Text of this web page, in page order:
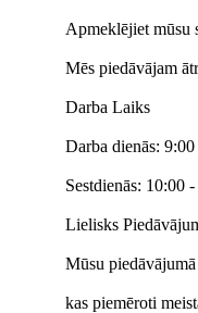
Apmeklējiet mūsu
Mēs piedāvājam
Darba Laiks
Darba dienās:
Sestdienās: 10:00
Lielisks
Mūsu
kas piemēroti